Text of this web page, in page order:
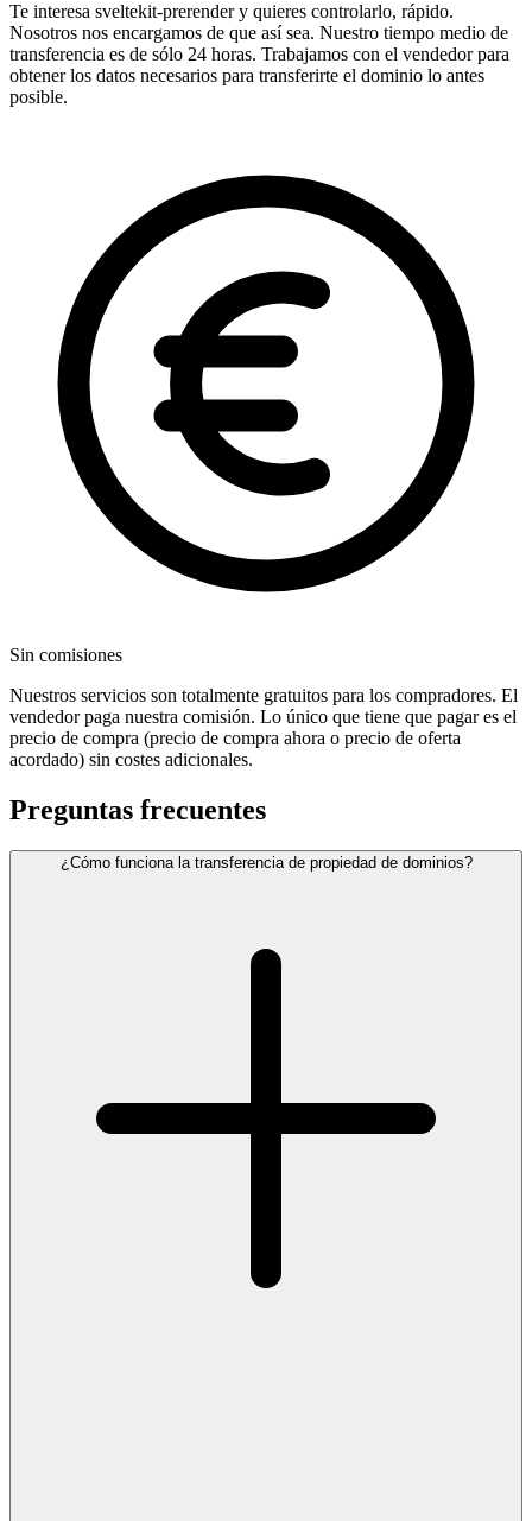
Te interesa sveltekit-prerender y quieres controlarlo, rápido.
Nosotros nos encargamos de que así sea. Nuestro tiempo medio de
transferencia es de sólo 24 horas. Trabajamos con el vendedor para
obtener los datos necesarios para transferirte el dominio lo antes
posible.
Sin comisiones
Nuestros servicios son totalmente gratuitos para los compradores. El
vendedor paga nuestra comisión. Lo único que tiene que pagar es el
precio de compra (precio de compra ahora o precio de oferta
acordado) sin costes adicionales.
Preguntas frecuentes
¿Cómo funciona la transferencia de propiedad de dominios?